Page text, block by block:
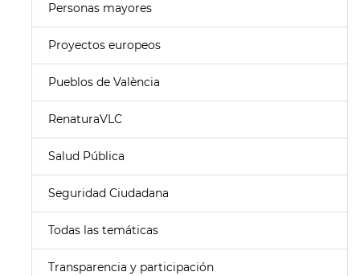
Personas mayores
Proyectos europeos
Pueblos de València
RenaturaVLC
Salud Pública
Seguridad Ciudadana
Todas las temáticas
Transparencia y participación